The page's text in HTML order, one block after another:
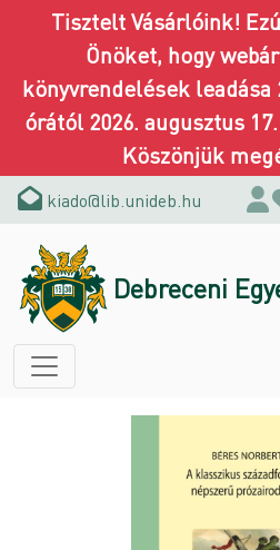
Tisztelt Vásárlóink!
Önöket, hogy
könyvrendelések leadása
órától 2026. augusztus
Köszönjük
kiado@lib.unideb.hu
Debreceni